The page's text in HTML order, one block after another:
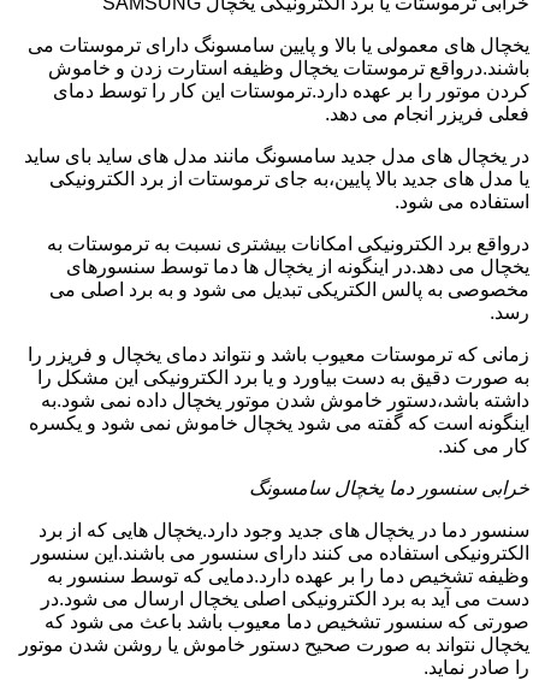
یخچال های معمولی یا بالا و پایین سامسونگ دارای ترموستات می
باشند.درواقع ترموستات یخچال وظیفه استارت زدن و خاموش
کردن موتور را بر عهده دارد.ترموستات این کار را توسط دمای
فعلی فریزر انجام می دهد.
در یخچال های مدل جدید سامسونگ مانند مدل های ساید بای ساید
یا مدل های جدید بالا پایین،به جای ترموستات از برد الکترونیکی
استفاده می شود.
درواقع برد الکترونیکی امکانات بیشتری نسبت به ترموستات به
یخچال می دهد.در اینگونه از یخچال ها دما توسط سنسورهای
مخصوصی به پالس الکتریکی تبدیل می شود و به برد اصلی می
رسد.
زمانی که ترموستات معیوب باشد و نتواند دمای یخچال و فریزر را
به صورت دقیق به دست بیاورد و یا برد الکترونیکی این مشکل را
داشته باشد،دستور خاموش شدن موتور یخچال داده نمی شود.به
اینگونه است که گفته می شود یخچال خاموش نمی شود و یکسره
کار می کند.
خرابی سنسور دما یخچال سامسونگ
سنسور دما در یخچال های جدید وجود دارد.یخچال هایی که از برد
الکترونیکی استفاده می کنند دارای سنسور می باشند.این سنسور
وظیفه تشخیص دما را بر عهده دارد.دمایی که توسط سنسور به
دست می آید به برد الکترونیکی اصلی یخچال ارسال می شود.در
صورتی که سنسور تشخیص دما معیوب باشد باعث می شود که
یخچال نتواند به صورت صحیح دستور خاموش یا روشن شدن موتور
را صادر نماید.